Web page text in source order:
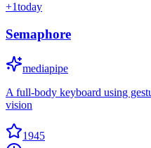
+1today
Semaphore
mediapipe
A full-body keyboard using
vision
1945